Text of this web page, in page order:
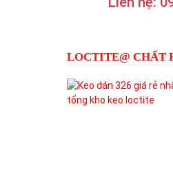
LOCTITE@ CHẤT